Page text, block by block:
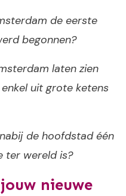
de eerste
begonnen?
laten zien
uit grote ketens
de hoofdstad één
ter wereld is?
nieuwe